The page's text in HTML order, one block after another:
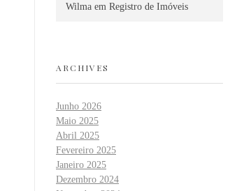
Wilma em Registro de Imóveis
ARCHIVES
Junho 2026
Maio 2025
Abril 2025
Fevereiro 2025
Janeiro 2025
Dezembro 2024